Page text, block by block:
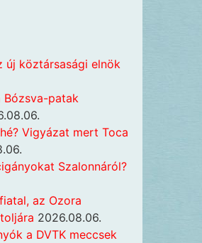
új köztársasági elnök
Bózsva-patak
Vigyázat mert Toca
Szalonnáról?
az Ozora
2026.08.06.
a DVTK meccsek